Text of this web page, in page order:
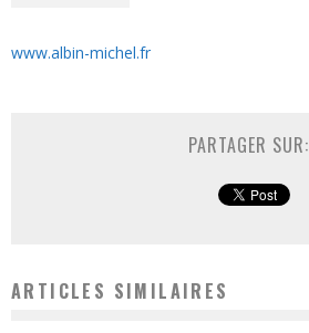
www.albin-michel.fr
PARTAGER SUR:
ARTICLES SIMILAIRES